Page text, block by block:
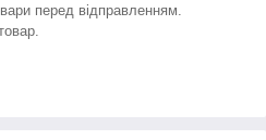
перед відправленням.